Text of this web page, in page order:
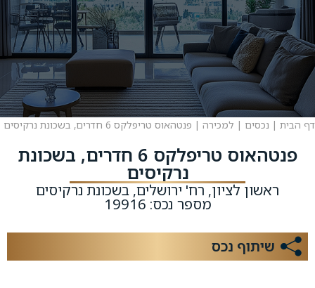
דף הבית | נכסים | למכירה | פנטהאוס טריפלקס 6 חדרים, בשכונת נרקיסים
פנטהאוס טריפלקס 6 חדרים, בשכונת
נרקיסים
ראשון לציון, רח' ירושלים, בשכונת נרקיסים
מספר נכס: 19916
שיתוף נכס